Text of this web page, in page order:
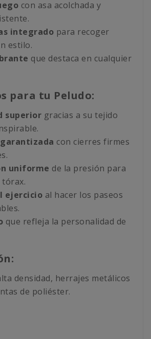
con asa acolchada y
integrado para recoger
estilo.
que destaca en cualquier
para tu Peludo:
superior gracias a su tejido
con cierres firmes
uniforme de la presión para
ejercicio al hacer los paseos
que refleja la personalidad de
densidad, herrajes metálicos
de poliéster.